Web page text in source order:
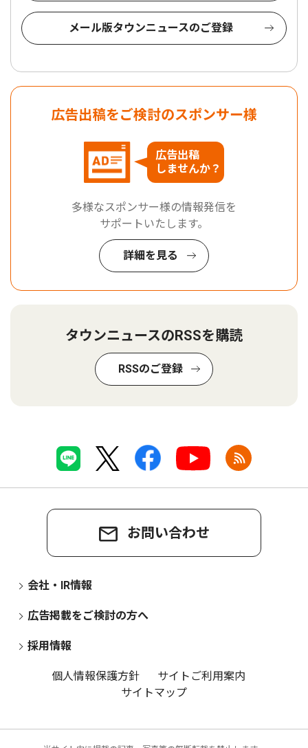
メール版タウンニュースのご登録
広告出稿をご検討のスポンサー様
広告出稿
しませんか？
多様なスポンサー様の情報発信を
サポートいたします。
詳細を見る
タウンニュースのRSSを購読
RSSのご登録
お問い合わせ
会社・IR情報
広告掲載をご検討の方へ
採用情報
個人情報保護方針
サイトご利用案内
サイトマップ